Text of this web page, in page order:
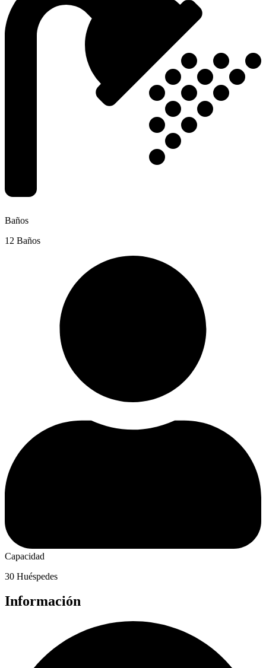
Baños
12 Baños
Capacidad
30 Huéspedes
Información